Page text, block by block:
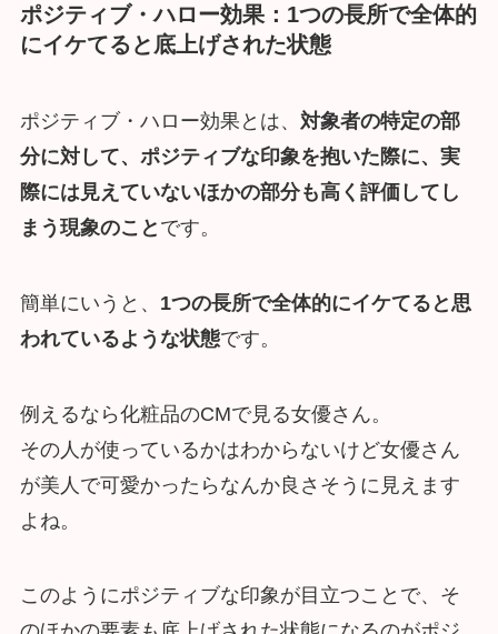
ポジティブ・ハロー効果：1つの長所で全体的
にイケてると底上げされた状態
ポジティブ・ハロー効果とは、 対象者の特定の部
分に対して、ポジティブな印象を抱いた際に、実
際には見えていないほかの部分も高く評価してし
まう現象のこと です。
簡単にいうと、 1つの長所で全体的にイケてると思
われているような状態です。
例えるなら化粧品のCMで見る女優さん。
その人が使っているかはわからないけど女優さん
が美人で可愛かったらなんか良さそうに見えます
よね。
このようにポジティブな印象が目立つことで、そ